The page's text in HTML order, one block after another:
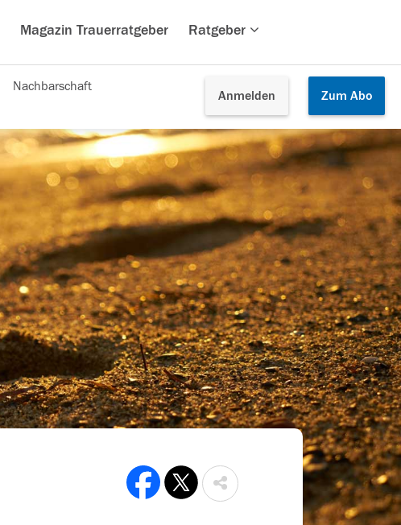
Magazin Trauerratgeber Ratgeber
Anmelden Zum Abo
Nachbarschaft